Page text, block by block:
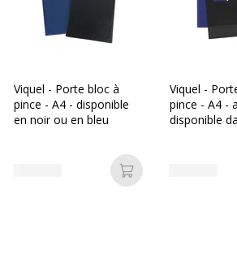
charge
Caractéristiques générales
Caractéristiques générales
Catégorie de couleur
Viquel - Porte bloc à
pince - A4 - disponible
en noir ou en bleu
Ajouter au panier
Viquel -
pince - A4 -
disponible